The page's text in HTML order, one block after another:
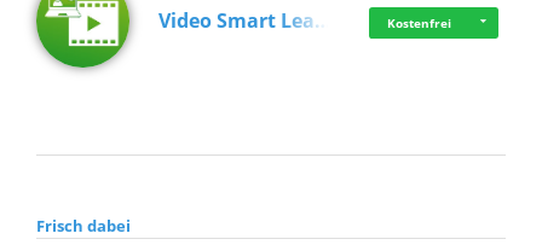
Video Smart Lea… Kostenfrei
Frisch dabei